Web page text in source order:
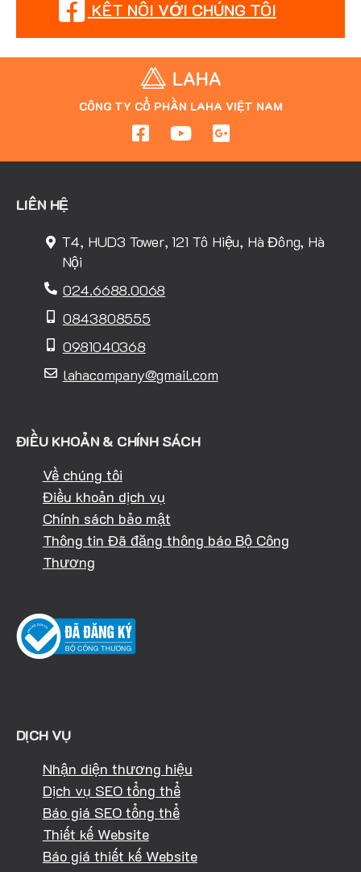
KẾT NỐI VỚI CHÚNG TÔI
CÔNG TY CỔ PHẦN LAHA VIỆT NAM
LIÊN HỆ
T4, HUD3 Tower, 121 Tô Hiệu, Hà Đông, Hà
Nội
024.6688.0068
0843808555
0981040368
lahacompany@gmail.com
ĐIỀU KHOẢN & CHÍNH SÁCH
Về chúng tôi
Điều khoản dịch vụ
Chính sách bảo mật
Thông tin Đã đăng thông báo Bộ Công
Thương
DỊCH VỤ
Nhận diện thương hiệu
Dịch vụ SEO tổng thể
Báo giá SEO tổng thể
Thiết kế Website
Báo giá thiết kế Website